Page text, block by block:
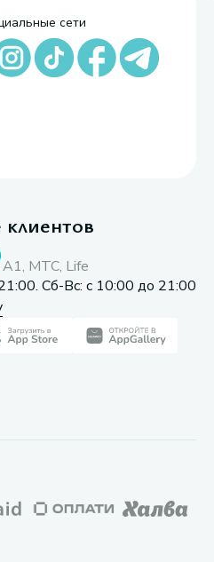
сети
A1, МТС, Life
Сб-Вс: с 10:00 до 21:00